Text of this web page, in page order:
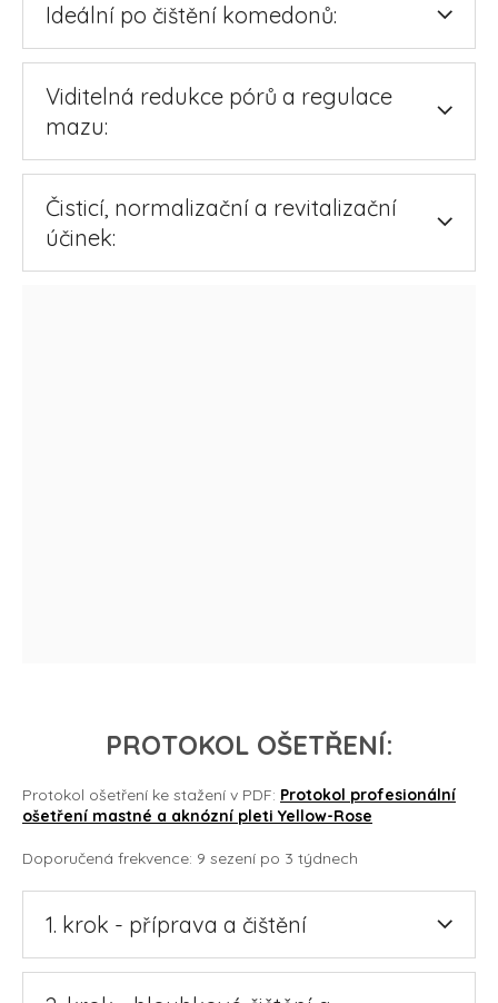
Ideální po čištění komedonů:
Viditelná redukce pórů a regulace
mazu:
Čisticí, normalizační a revitalizační
účinek:
PROTOKOL OŠETŘENÍ:
Protokol ošetření ke stažení v PDF: Protokol profesionální
ošetření mastné a aknózní pleti Yellow-Rose
Doporučená frekvence: 9 sezení po 3 týdnech
1. krok - příprava a čištění